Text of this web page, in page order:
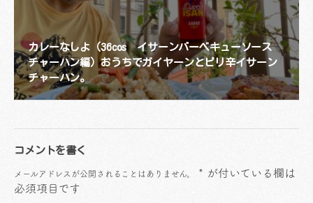
カレーなしよ（36cos イサーンバーベキューソース
チャーハン編）おうちでガイヤーンとピリ辛イサーン
チャーハン。
コメントを書く
メールアドレスが公開されることはありません。 * が付いている欄は
必須項目です